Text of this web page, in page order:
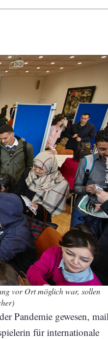
vor Ort möglich war, sollen
)
Pandemie gewesen,
für internationale